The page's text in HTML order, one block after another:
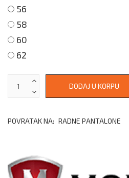
56
58
60
62
POVRATAK NA: RADNE PANTALONE